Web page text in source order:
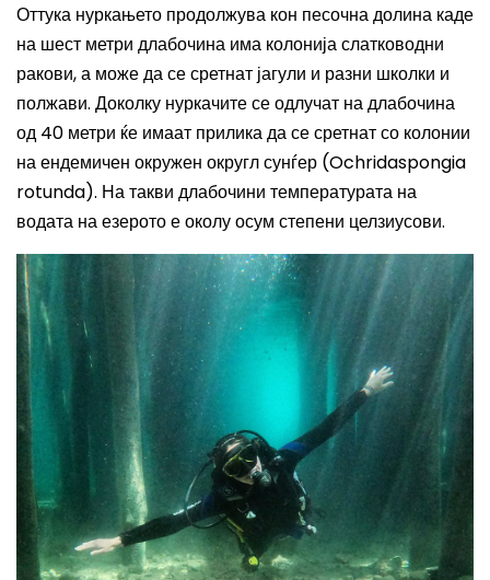
Оттука нуркањето продолжува кон песочна долина каде
на шест метри длабочина има колонија слатководни
ракови, а може да се сретнат јагули и разни школки и
полжави. Доколку нуркачите се одлучат на длабочина
од 40 метри ќе имаат прилика да се сретнат со колонии
на ендемичен окружен округл сунѓер (Ochridaspongia
rotunda). На такви длабочини температурата на
водата на езеротое околу осум степени целзиусови.